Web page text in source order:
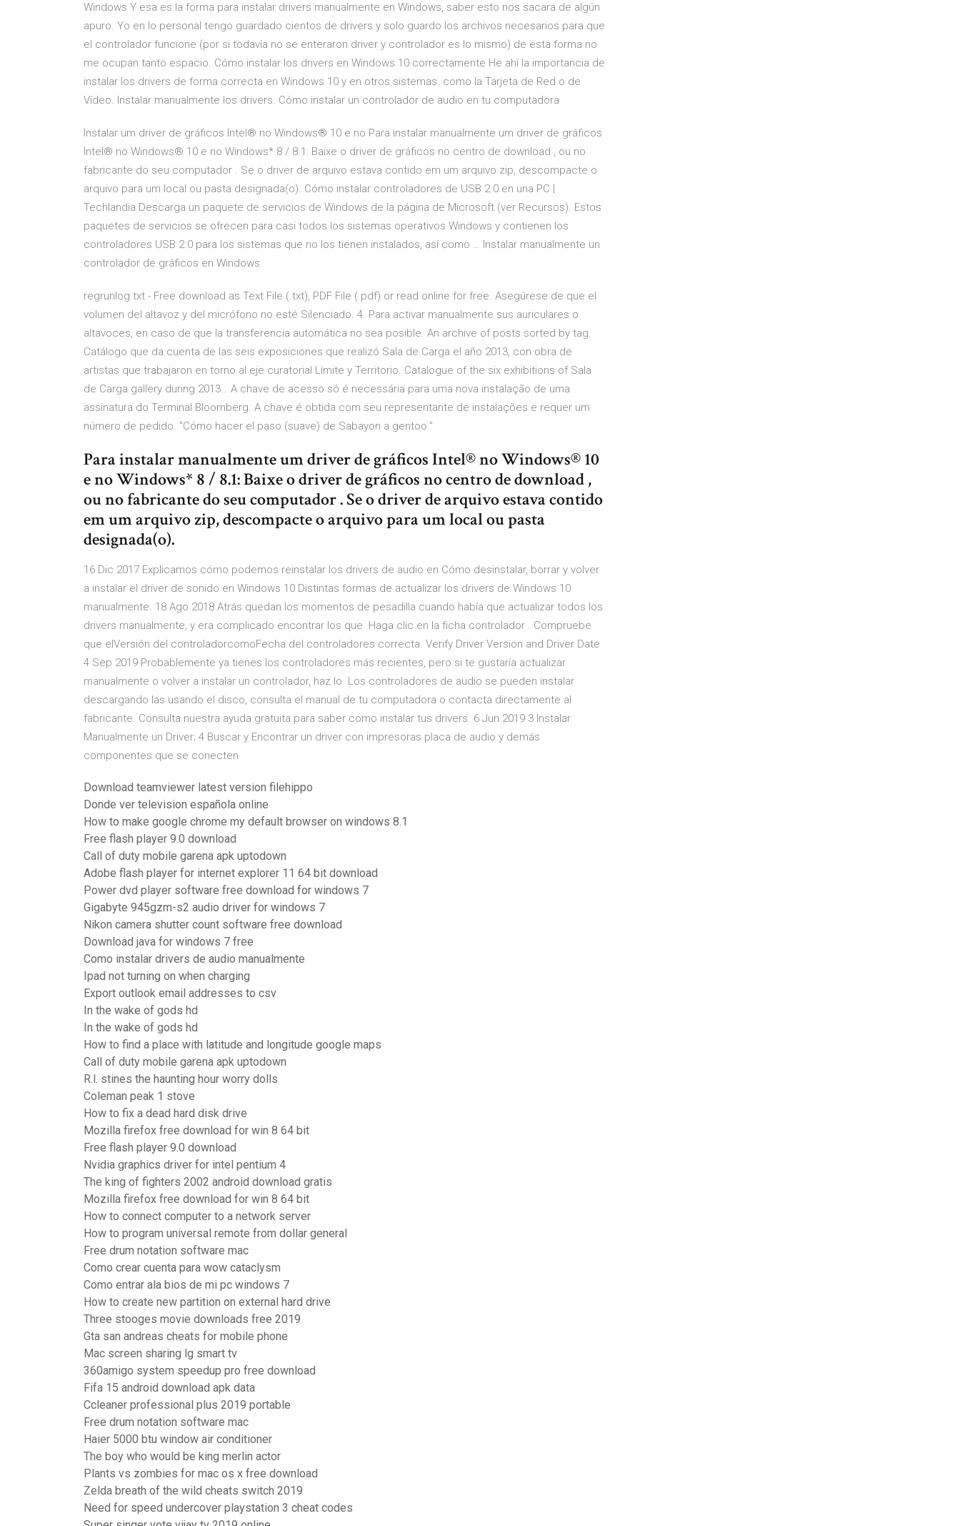
Windows Y esa es la forma para instalar drivers manualmente en Windows, saber esto nos sacara de algún
apuro. Yo en lo personal tengo guardado cientos de drivers y solo guardo los archivos necesarios para que
el controlador funcione (por si todavía no se enteraron driver y controlador es lo mismo) de esta forma no
me ocupan tanto espacio. Cómo instalar los drivers en Windows 10 correctamente He ahí la importancia de
instalar los drivers de forma correcta en Windows 10 y en otros sistemas. como la Tarjeta de Red o de
Vídeo. Instalar manualmente los drivers. Cómo instalar un controlador de audio en tu computadora
Instalar um driver de gráficos Intel® no Windows® 10 e no Para instalar manualmente um driver de gráficos
Intel® no Windows® 10 e no Windows* 8 / 8.1: Baixe o driver de gráficos no centro de download , ou no
fabricante do seu computador . Se o driver de arquivo estava contido em um arquivo zip, descompacte o
arquivo para um local ou pasta designada(o). Cómo instalar controladores de USB 2.0 en una PC |
Techlandia Descarga un paquete de servicios de Windows de la página de Microsoft (ver Recursos). Estos
paquetes de servicios se ofrecen para casi todos los sistemas operativos Windows y contienen los
controladores USB 2.0 para los sistemas que no los tienen instalados, así como … Instalar manualmente un
controlador de gráficos en Windows
regrunlog.txt - Free download as Text File (.txt), PDF File (.pdf) or read online for free. Asegúrese de que el
volumen del altavoz y del micrófono no esté Silenciado. 4. Para activar manualmente sus auriculares o
altavoces, en caso de que la transferencia automática no sea posible. An archive of posts sorted by tag.
Catálogo que da cuenta de las seis exposiciones que realizó Sala de Carga el año 2013, con obra de
artistas que trabajaron en torno al eje curatorial Límite y Territorio. Catalogue of the six exhibitions of Sala
de Carga gallery during 2013… A chave de acesso só é necessária para uma nova instalação de uma
assinatura do Terminal Bloomberg. A chave é obtida com seu representante de instalações e requer um
número de pedido. "Cómo hacer el paso (suave) de Sabayon a gentoo."
Para instalar manualmente um driver de gráficos Intel® no Windows® 10
e no Windows* 8 / 8.1: Baixe o driver de gráficos no centro de download ,
ou no fabricante do seu computador . Se o driver de arquivo estava contido
em um arquivo zip, descompacte o arquivo para um local ou pasta
designada(o).
16 Dic 2017 Explicamos cómo podemos reinstalar los drivers de audio en Cómo desinstalar, borrar y volver
a instalar el driver de sonido en Windows 10 Distintas formas de actualizar los drivers de Windows 10
manualmente. 18 Ago 2018 Atrás quedan los momentos de pesadilla cuando había que actualizar todos los
drivers manualmente, y era complicado encontrar los que Haga clic en la ficha controlador . Compruebe
que elVersión del controladorcomoFecha del controladores correcta. Verify Driver Version and Driver Date
4 Sep 2019 Probablemente ya tienes los controladores más recientes, pero si te gustaría actualizar
manualmente o volver a instalar un controlador, haz lo Los controladores de audio se pueden instalar
descargando las usando el disco, consulta el manual de tu computadora o contacta directamente al
fabricante. Consulta nuestra ayuda gratuita para saber como instalar tus drivers. 6 Jun 2019 3 Instalar
Manualmente un Driver; 4 Buscar y Encontrar un driver con impresoras placa de audio y demás
componentes que se conecten
Download teamviewer latest version filehippo
Donde ver television española online
How to make google chrome my default browser on windows 8.1
Free flash player 9.0 download
Call of duty mobile garena apk uptodown
Adobe flash player for internet explorer 11 64 bit download
Power dvd player software free download for windows 7
Gigabyte 945gzm-s2 audio driver for windows 7
Nikon camera shutter count software free download
Download java for windows 7 free
Como instalar drivers de audio manualmente
Ipad not turning on when charging
Export outlook email addresses to csv
In the wake of gods hd
In the wake of gods hd
How to find a place with latitude and longitude google maps
Call of duty mobile garena apk uptodown
R.l. stines the haunting hour worry dolls
Coleman peak 1 stove
How to fix a dead hard disk drive
Mozilla firefox free download for win 8 64 bit
Free flash player 9.0 download
Nvidia graphics driver for intel pentium 4
The king of fighters 2002 android download gratis
Mozilla firefox free download for win 8 64 bit
How to connect computer to a network server
How to program universal remote from dollar general
Free drum notation software mac
Como crear cuenta para wow cataclysm
Como entrar ala bios de mi pc windows 7
How to create new partition on external hard drive
Three stooges movie downloads free 2019
Gta san andreas cheats for mobile phone
Mac screen sharing lg smart tv
360amigo system speedup pro free download
Fifa 15 android download apk data
Ccleaner professional plus 2019 portable
Free drum notation software mac
Haier 5000 btu window air conditioner
The boy who would be king merlin actor
Plants vs zombies for mac os x free download
Zelda breath of the wild cheats switch 2019
Need for speed undercover playstation 3 cheat codes